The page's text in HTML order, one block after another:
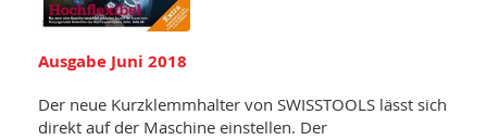
Ausgabe Juni 2018
Der neue Kurzklemmhalter von SWISSTOOLS lässt sich
direkt auf der Maschine einstellen. Der